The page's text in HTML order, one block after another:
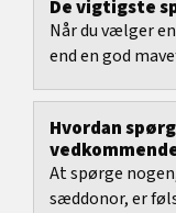
De vigtigste
Når du vælger
end en god
Hvordan
At spørge
sæddonor, er